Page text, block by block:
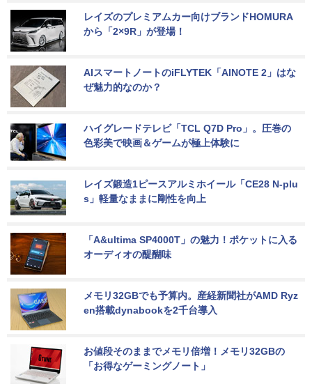
レイズのプレミアムカー向けブランドHOMURA
から「2×9R」が登場！
AIスマートノートのiFLYTEK「AINOTE 2」はな
ぜ魅力的なのか？
ハイグレードテレビ「TCL Q7D Pro」。圧巻の
色彩美で映画＆ゲームが極上体験に
レイズ鍛造1ピースアルミホイール「CE28 N-plu
s」軽量なままに剛性を向上
「A&ultima SP4000T」の魅力！ポケットに入る
オーディオの醍醐味
メモリ32GBでも予算内。産経新聞社がAMD Ryz
en搭載dynabookを2千台導入
お値段そのままでメモリ倍増！メモリ32GBの
「お得なゲーミングノート」